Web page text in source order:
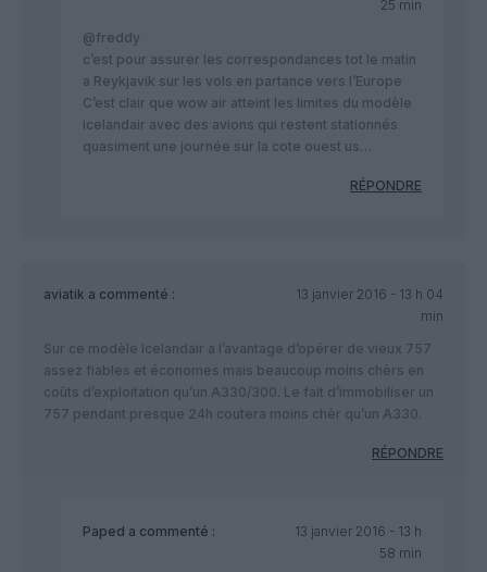
25 min
@freddy
c’est pour assurer les correspondances tot le matin
a Reykjavik sur les vols en partance vers l’Europe
C’est clair que wow air atteint les limites du modèle
icelandair avec des avions qui restent stationnés
quasiment une journée sur la cote ouest us…
RÉPONDRE
aviatik a commenté :
13 janvier 2016 - 13 h 04
min
Sur ce modèle Icelandair a l’avantage d’opérer de vieux 757
assez fiables et économes mais beaucoup moins chèrs en
coûts d’exploitation qu’un A330/300. Le fait d’immobiliser un
757 pendant presque 24h coutera moins chèr qu’un A330.
RÉPONDRE
Paped a commenté :
13 janvier 2016 - 13 h
58 min